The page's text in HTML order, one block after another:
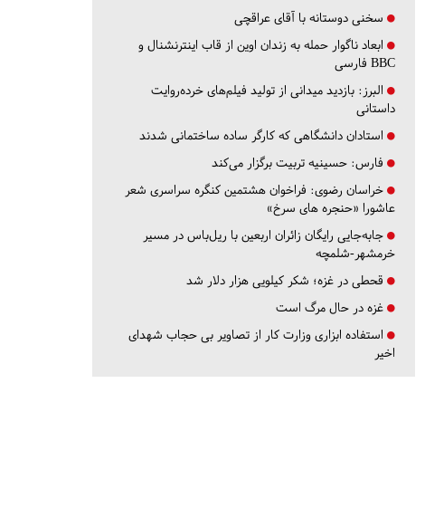
سخنی دوستانه با آقای عراقچی
ابعاد ناگوار حمله به زندان اوین از قاب اینترنشنال و
BBC فارسی
البرز: بازدید میدانی از تولید فیلم‌های خرده‌روایت
داستانی
استادان دانشگاهی که کارگر ساده ساختمانی شدند
فارس: حسینیه تربیت برگزار می‌کند
خراسان رضوی: فراخوان هشتمین کنگره سراسری شعر
عاشورا «حنجره های سرخ»
جابه‌جایی رایگان زائران اربعین با ریل‌باس در مسیر
خرمشهر-شلمچه
قحطی در غزه؛ شکر کیلویی هزار دلار شد
غزه در حال مرگ است
استفاده ابزاری وزارت کار از تصاویر بی حجاب شهدای
اخیر